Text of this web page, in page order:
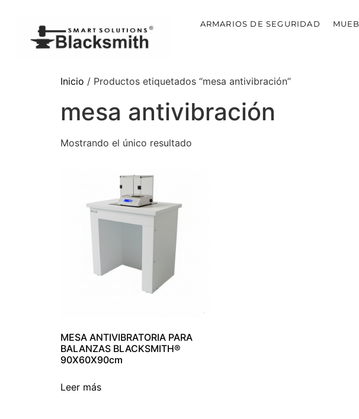
ARMARIOS DE SEGURIDAD
Inicio / Productos etiquetados “mesa antivibración”
mesa antivibración
Mostrando el único resultado
MESA ANTIVIBRATORIA PARA
BALANZAS BLACKSMITH®
90X60X90cm
Leer más